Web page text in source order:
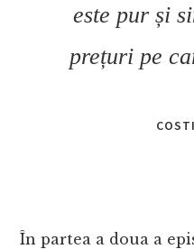
este pur și
prețuri pe
În partea a doua a